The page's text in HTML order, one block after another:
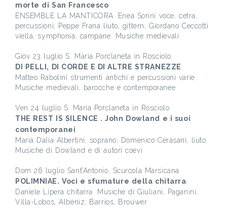
morte di San Francesco
ENSEMBLE LA MANTICORA. Enea Sorini voce, cetra,
percussioni; Peppe Frana liuto, gittern; Giordano Ceccotti
viella, symphonia, campane. Musiche medievali
Giov 23 luglio S. Maria Porclaneta in Rosciolo
DI PELLI, DI CORDE E DI ALTRE STRANEZZE
Matteo Rabolini strumenti antichi e percussioni varie.
Musiche medievali, barocche e contemporanee
Ven 24 luglio S. Maria Porclaneta in Rosciolo
THE REST IS SILENCE . John Dowland e i suoi
contemporanei
Maria Dalia Albertini, soprano; Domenico Cerasani, liuto.
Musiche di Dowland e di autori coevi
Dom 26 luglio Sant’Antonio, Scurcola Marsicana
POLIMNIAE. Voci e sfumature della chitarra
Daniele Lipera chitarra. Musiche di Giuliani, Paganini,
Villa-Lobos, Albéniz, Barrios, Brouwer